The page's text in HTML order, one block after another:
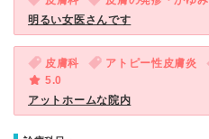
明るい女医さんです
皮膚科 アトピー性皮膚炎
5.0
アットホームな院内